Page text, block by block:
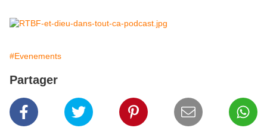
#Evenements
Partager